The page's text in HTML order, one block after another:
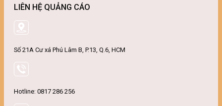
LIÊN HỆ QUẢNG CÁO
Số 21A Cư xá Phú Lâm B, P.13, Q.6, HCM
Hotline: 0817 286 256